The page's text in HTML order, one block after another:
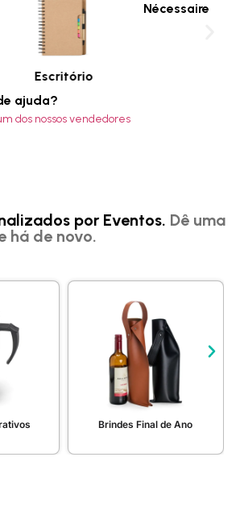
Escritório
Nécessaire
ajuda?
dos nossos vendedores
por Eventos. Dê uma
há de novo.
Brindes Final de Ano